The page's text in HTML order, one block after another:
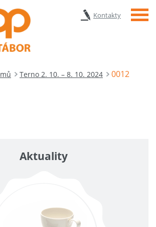
Kontakty Menu
Terno 2. 10. – 8. 10. 2024 0012
Aktuality